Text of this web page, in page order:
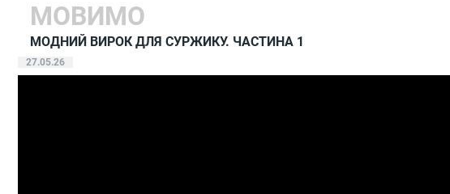
МОВИМО
МОДНИЙ ВИРОК ДЛЯ СУРЖИКУ. ЧАСТИНА 1
27.05.26